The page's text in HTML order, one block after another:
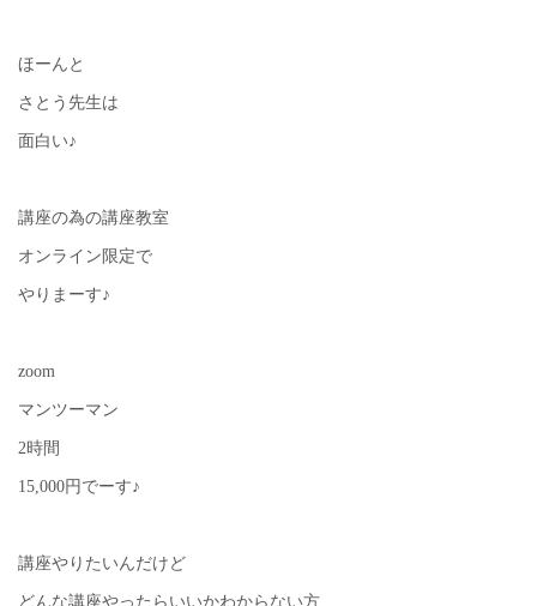
ほーんと
さとう先生は
面白い♪
講座の為の講座教室
オンライン限定で
やりまーす♪
zoom
マンツーマン
2時間
15,000円でーす♪
講座やりたいんだけど
どんな講座やったらいいかわからない方